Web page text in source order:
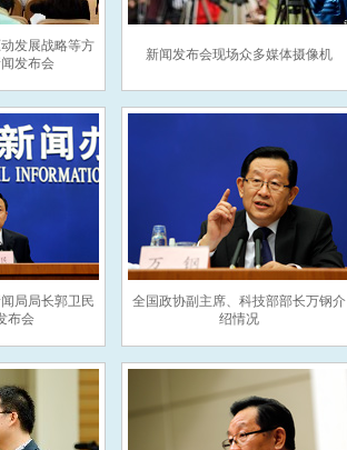
发展战略等方
发布会
新闻发布会现场众多媒体摄像机
局局长郭卫民
布会
全国政协副主席、科技部部长万钢介
绍情况